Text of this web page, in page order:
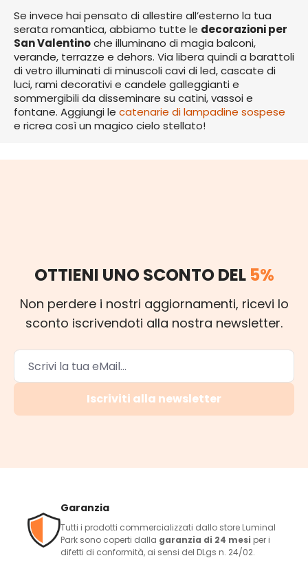
Se invece hai pensato di allestire all’esterno la tua
serata romantica, abbiamo tutte le decorazioni per
San Valentinoche illuminano di magia balconi,
verande, terrazze e dehors. Via libera quindi a barattoli
di vetro illuminati di minuscoli cavi di led, cascate di
luci, rami decorativi e candele galleggianti e
sommergibili da disseminare su catini, vassoi e
fontane. Aggiungi le catenarie di lampadine sospese
e ricrea così un magico cielo stellato!
OTTIENI UNO SCONTO DEL 5%
Non perdere i nostri aggiornamenti, ricevi lo
sconto iscrivendoti alla nostra newsletter.
Iscriviti alla newsletter
Garanzia
Tutti i prodotti commercializzati dallo store Luminal
Park sono coperti dalla garanzia di 24 mesi per i
difetti di conformità, ai sensi del DLgs n. 24/02.